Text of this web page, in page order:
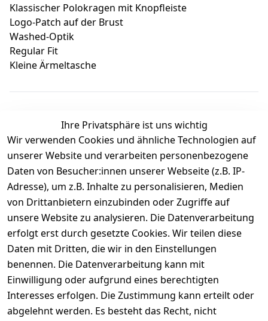
Klassischer Polokragen mit Knopfleiste
Logo-Patch auf der Brust
Washed-Optik
Regular Fit
Kleine Ärmeltasche
Kundenbewertungen
Durchschnittliche Bewertung
0
Basierend auf 0 Bewertung(en)
Bewertung abgeben
5
( 0 )
4
( 0 )
3
( 0 )
2
( 0 )
1
( 0 )
Ihre Privatsphäre ist uns wichtig
Wir verwenden Cookies und ähnliche Technologien auf
unserer Website und verarbeiten personenbezogene
Daten von Besucher:innen unserer Webseite (z.B. IP-
Adresse), um z.B. Inhalte zu personalisieren, Medien
von Drittanbietern einzubinden oder Zugriffe auf
unsere Website zu analysieren. Die Datenverarbeitung
erfolgt erst durch gesetzte Cookies. Wir teilen diese
Daten mit Dritten, die wir in den Einstellungen
benennen. Die Datenverarbeitung kann mit
Einwilligung oder aufgrund eines berechtigten
Interesses erfolgen. Die Zustimmung kann erteilt oder
abgelehnt werden. Es besteht das Recht, nicht